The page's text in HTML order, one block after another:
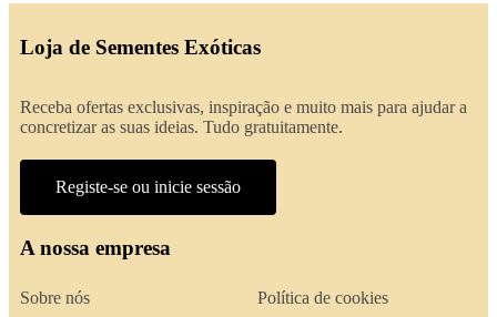
Loja de Sementes Exóticas
Receba ofertas exclusivas, inspiração e muito mais para ajudar a
concretizar as suas ideias. Tudo gratuitamente.
Registe-se ou inicie sessão
A nossa empresa
Sobre nós
Política de cookies